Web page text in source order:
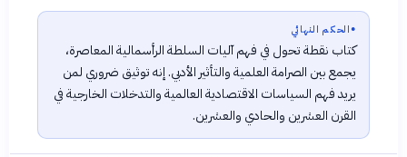
●الحكم النهائي
كتاب نقطة تحول في فهم آليات السلطة الرأسمالية المعاصرة،
يجمع بين الصرامة العلمية والتأثير الأدبي. إنه توثيق ضروري لمن
يريد فهم السياسات الاقتصادية العالمية والتدخلات الخارجية في
القرن العشرين والحادي والعشرين.